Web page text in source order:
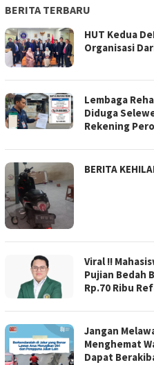
BERITA TERBARU
HUT Kedua
Organisasi
Lembaga
Diduga
Rekening
BERITA
Viral !!
Pujian Bedah
Rp.70 Ribu
Jangan
Menghemat
Dapat